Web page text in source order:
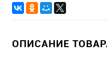
ОПИСАНИЕ